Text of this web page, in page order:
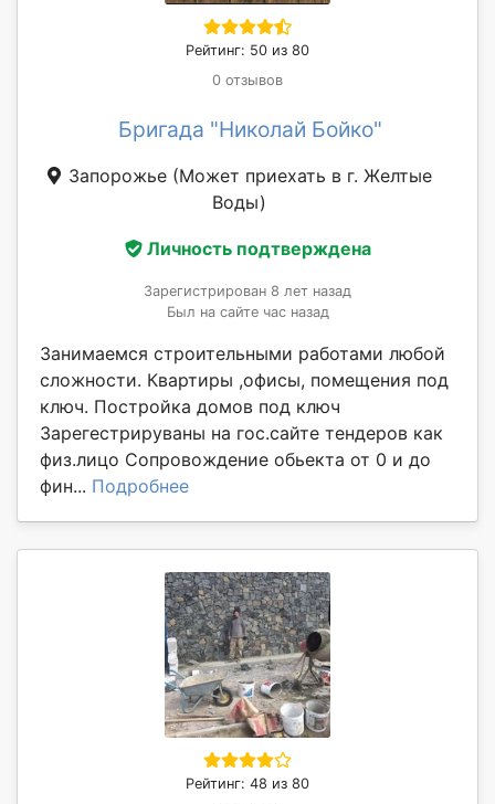
Рейтинг: 50 из 80
0 отзывов
Бригада "Николай Бойко"
Запорожье (Может приехать в г. Желтые
Воды)
Личность подтверждена
Зарегистрирован 8 лет назад
Был на сайте час назад
Занимаемся строительными работами любой
сложности. Квартиры ,офисы, помещения под
ключ. Постройка домов под ключ
Зарегестрируваны на гос.сайте тендеров как
физ.лицо Сопровождение обьекта от 0 и до
фин... Подробнее
Рейтинг: 48 из 80